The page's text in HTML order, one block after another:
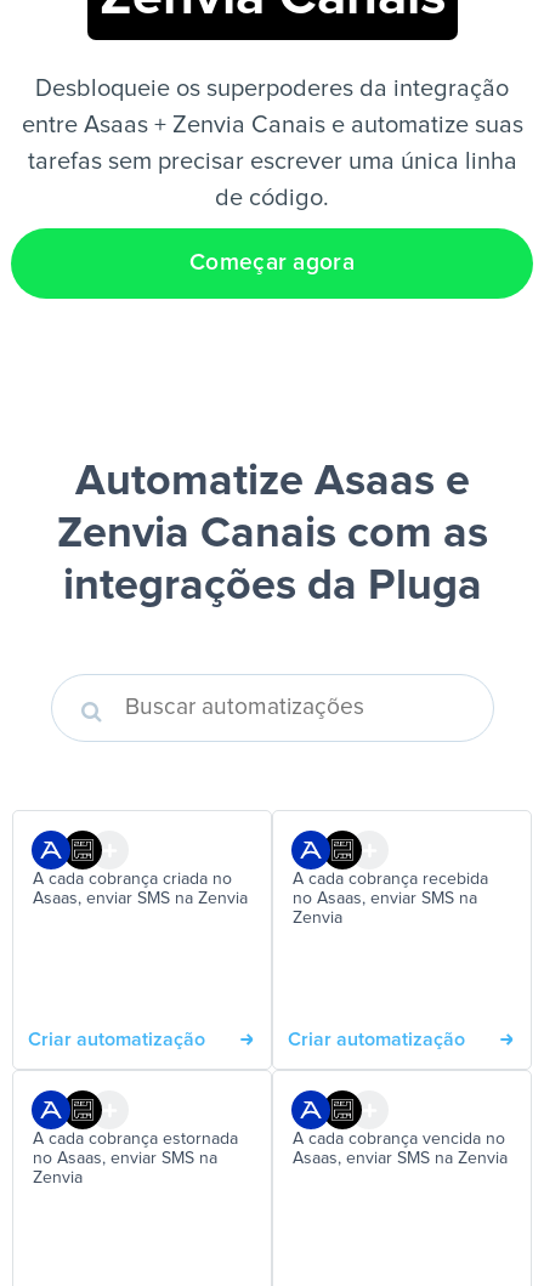
Desbloqueie os superpoderes da integração
entre Asaas + Zenvia Canais e automatize suas
tarefas sem precisar escrever uma única linha
de código.
Começar agora
Automatize Asaas e
Zenvia Canais com as
integrações da Pluga
A cada cobrança criada no
Asaas, enviar SMS na Zenvia
Criar automatização
A cada cobrança recebida
no Asaas, enviar SMS na
Zenvia
Criar automatização
A cada cobrança estornada
no Asaas, enviar SMS na
Zenvia
A cada cobrança vencida no
Asaas, enviar SMS na Zenvia